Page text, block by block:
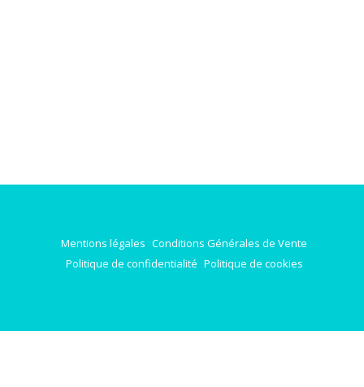
Mentions légales Conditions Générales de Vente
Politique de confidentialité Politique de cookies